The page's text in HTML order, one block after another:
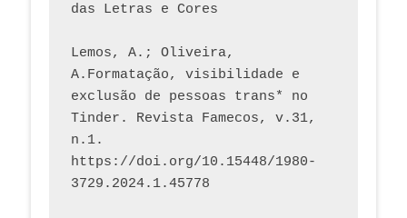
das Letras e Cores
Lemos, A.; Oliveira,
A.Formatação, visibilidade e
exclusão de pessoas trans* no
Tinder. Revista Famecos, v.31,
n.1.
https://doi.org/10.15448/1980-
3729.2024.1.45778